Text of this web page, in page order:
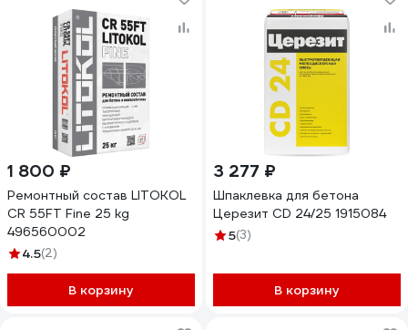
1 800 ₽
Ремонтный состав LITOKOL
CR 55FT Fine 25 kg
496560002
4.5(2)
В корзину
3 277 ₽
Шпаклевка для бетона
Церезит CD 24/25 1915084
5(3)
В корзину